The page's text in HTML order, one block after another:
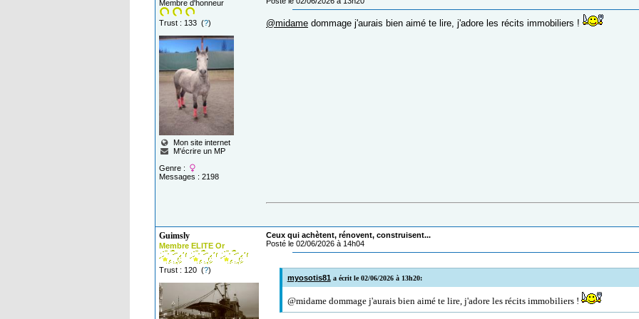
Membre d'honneur
Trust : 133 (?)
Mon site internet
M'écrire un MP
Genre :
Messages : 2198
@midame dommage j'aurais bien aimé te lire, j'adore les récits immobiliers !
Guimsly
Membre ELITE Or
Trust : 120 (?)
Ceux qui achètent, rénovent, construisent...
Posté le 02/06/2026 à 14h04
myosotis81a écrit le 02/06/2026 à 13h20:
@midame dommage j'aurais bien aimé te lire, j'adore les récits immobiliers !